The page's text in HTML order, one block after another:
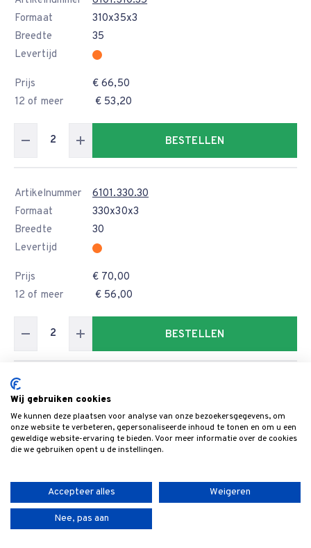
Formaat
310x35x3
Breedte
35
Levertijd
Prijs
€ 66,50
12 of meer
€ 53,20
BESTELLEN
Artikelnummer
6101.330.30
Formaat
330x30x3
Breedte
30
Levertijd
Prijs
€ 70,00
12 of meer
€ 56,00
BESTELLEN
Artikelnummer
Formaat
330x35x3
Breedte
35
Levertijd
12 of meer
€ 56,64
Wij gebruiken cookies
We kunnen deze plaatsen voor analyse van onze bezoekersgegevens, om
onze website te verbeteren, gepersonaliseerde inhoud te tonen en om u een
geweldige website-ervaring te bieden. Voor meer informatie over de cookies
die we gebruiken opent u de instellingen.
Accepteer alles Weigeren
Nee, pas aan